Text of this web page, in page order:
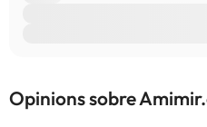
Opinions sobre